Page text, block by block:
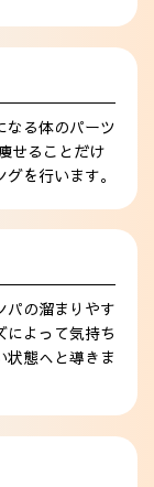
なる体のパーツ
せることだけ
を行います。
パの溜まりやす
によって気持ち
状態へと導きま